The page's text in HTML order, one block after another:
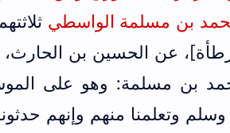
عن الحسين بن
بن مسلمة: وهو على
وتعلمنا منهم وإنهم